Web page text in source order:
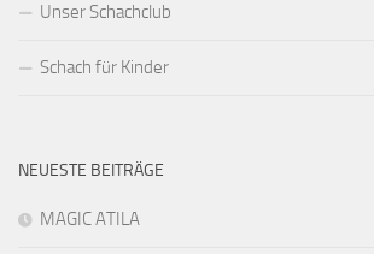
Unser Schachclub
Schach für Kinder
NEUESTE BEITRÄGE
MAGIC ATILA